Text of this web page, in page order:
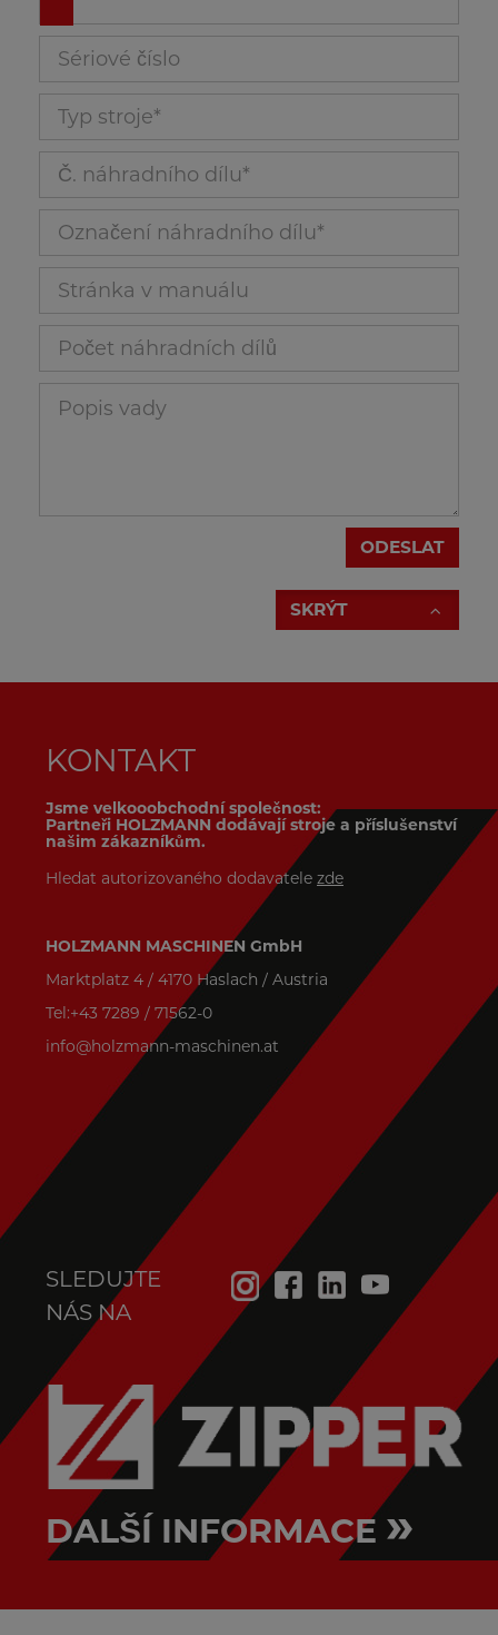
Sériové číslo_161
Typ stroje_162
Č. náhradního dílu_171
Označení náhradního dílu_172
Stránka v manuálu_173
Počet náhradních dílů_174
Popis vady_175
ODESLAT
SKRÝT
KONTAKT
Jsme velkooobchodní společnost:
Partneři HOLZMANN dodávají stroje a příslušenství
našim zákazníkům.
Hledat autorizovaného dodavatele zde
HOLZMANN MASCHINEN GmbH
Marktplatz 4 / 4170 Haslach / Austria
Tel:+43 7289 / 71562-0
info@holzmann-maschinen.at
SLEDUJTE
NÁS NA
DALŠÍ INFORMACE »